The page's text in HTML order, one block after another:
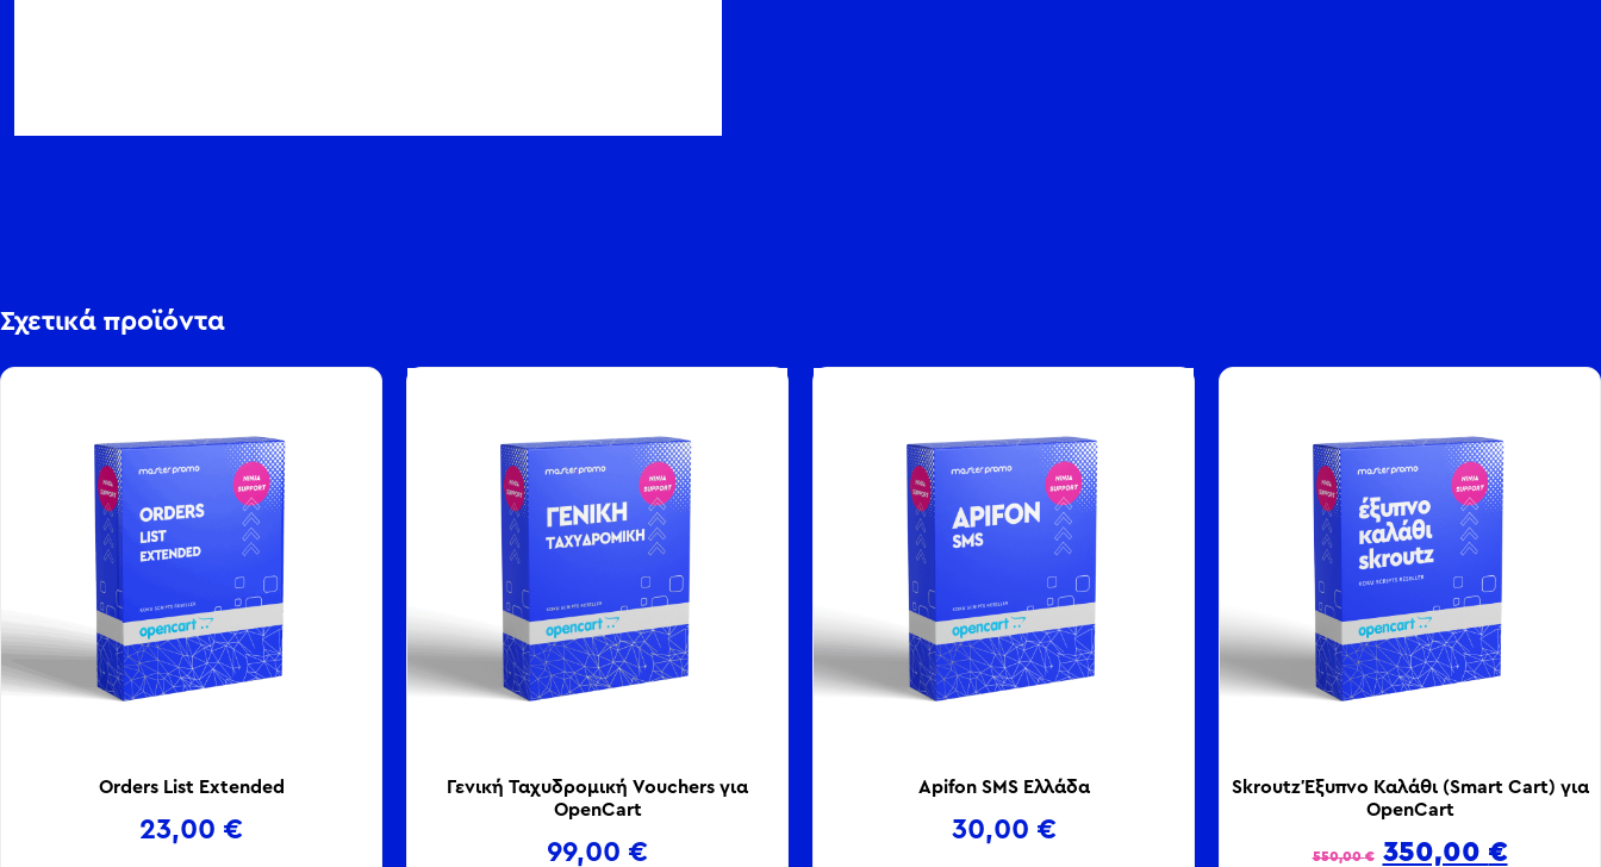
Σχετικά προϊόντα
Orders List Extended
23,00 €
Γενική Ταχυδρομική Vouchers για
OpenCart
99,00 €
Apifon SMS Ελλάδα
30,00 €
Skroutz Έξυπνο Καλάθι (Smart Cart) για
OpenCart
550,00€ 350,00 €